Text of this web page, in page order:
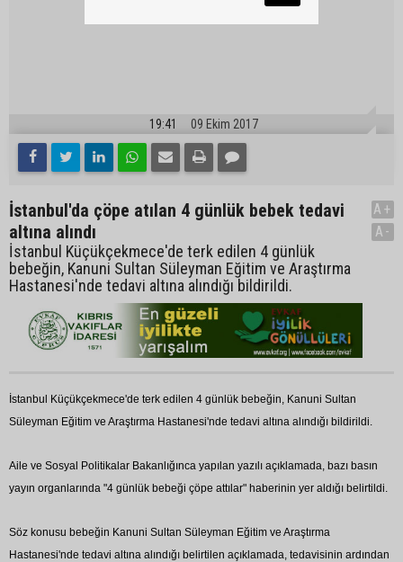
19:41 09 Ekim 2017
İstanbul'da çöpe atılan 4 günlük bebek tedavi
altına alındı
İstanbul Küçükçekmece'de terk edilen 4 günlük
bebeğin, Kanuni Sultan Süleyman Eğitim ve Araştırma
Hastanesi'nde tedavi altına alındığı bildirildi.
A+
A-
İstanbul Küçükçekmece'de terk edilen 4 günlük bebeğin, Kanuni Sultan
Süleyman Eğitim ve Araştırma Hastanesi'nde tedavi altına alındığı bildirildi.
Aile ve Sosyal Politikalar Bakanlığınca yapılan yazılı açıklamada, bazı basın
yayın organlarında "4 günlük bebeği çöpe attılar" haberinin yer aldığı belirtildi.
Söz konusu bebeğin Kanuni Sultan Süleyman Eğitim ve Araştırma
Hastanesi'nde tedavi altına alındığı belirtilen açıklamada, tedavisinin ardından